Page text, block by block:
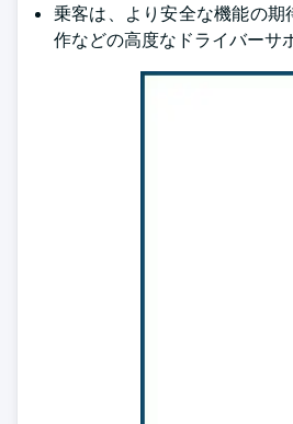
乗客は、より安全な機能の
作などの高度なドライバーサ